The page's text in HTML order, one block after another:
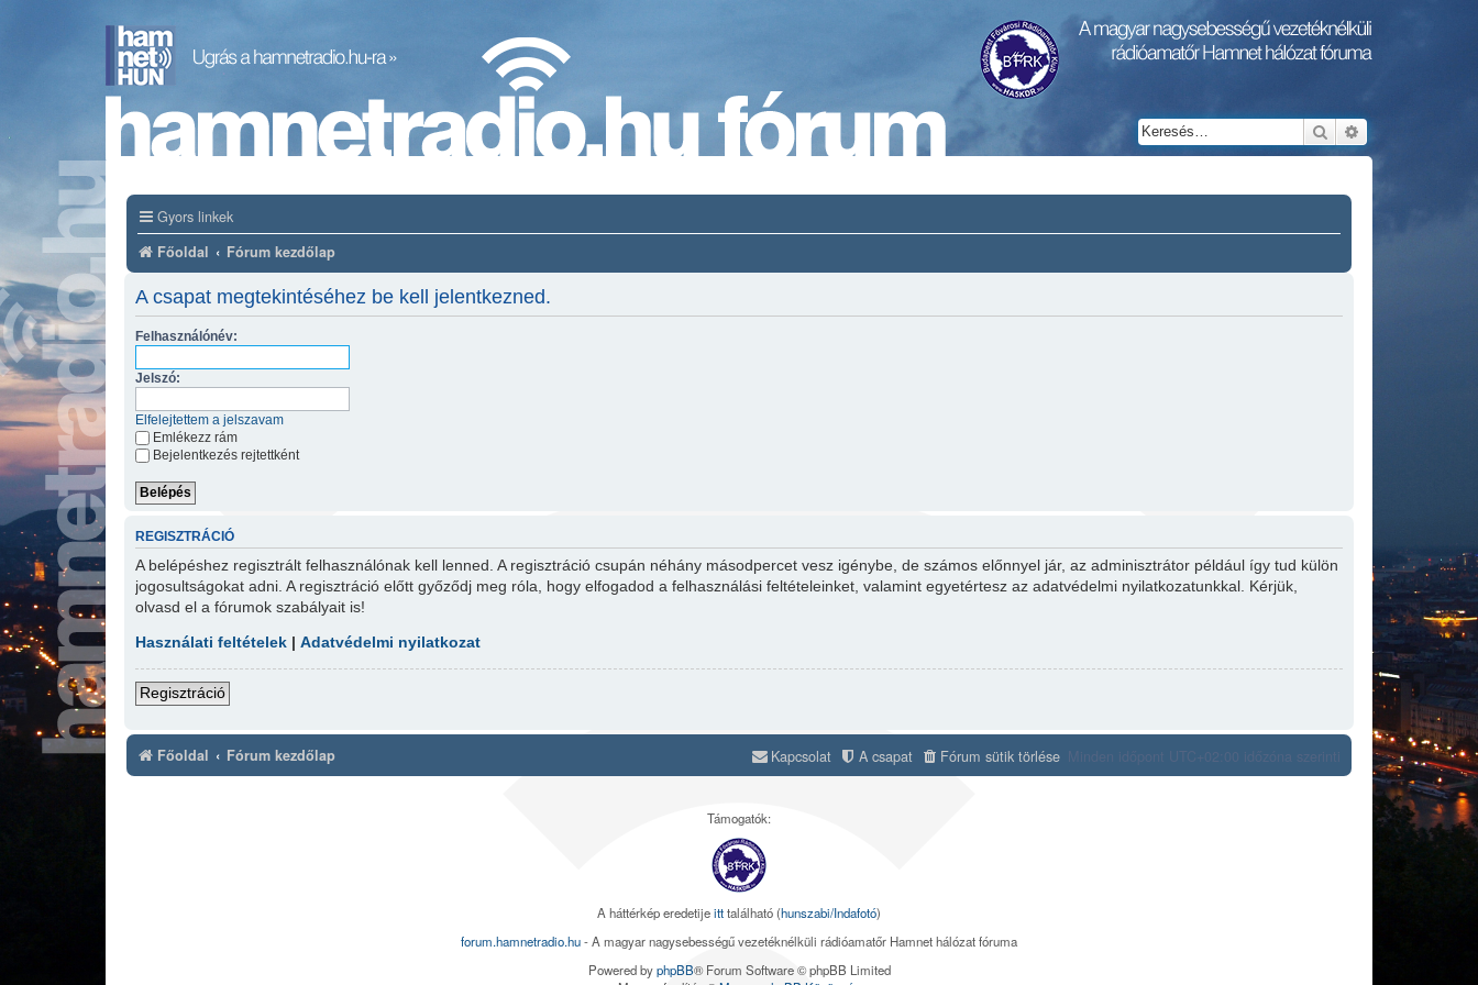
Keresés
Gyors linkek
Főoldal Fórum kezdőlap
A csapat megtekintéséhez be kell jelentkezned.
Felhasználónév:
Jelszó:
Elfelejtettem a jelszavam
Emlékezz rám
Bejelentkezés rejtettként
REGISZTRÁCIÓ
A belépéshez regisztrált felhasználónak kell lenned. A regisztráció csupán néhány másodpercet vesz igénybe, de számos előnnyel jár, az adminisztrátor például így tud külön
jogosultságokat adni. A regisztráció előtt győződj meg róla, hogy elfogadod a felhasználási feltételeinket, valamint egyetértesz az adatvédelmi nyilatkozatunkkal. Kérjük,
olvasd el a fórumok szabályait is!
Használati feltételek |Adatvédelmi nyilatkozat
Regisztráció
Főoldal Fórum kezdőlap Minden időpont UTC+02:00 időzóna szerinti
Fórum sütik törlése
A csapat
Kapcsolat
Támogatók:
A háttérkép eredetijeitttalálható (hunszabi/Indafotó)
forum.hamnetradio.hu- A magyar nagysebességű vezetéknélküli rádióamatőr Hamnet hálózat fóruma
Powered byphpBB® Forum Software © phpBB Limited